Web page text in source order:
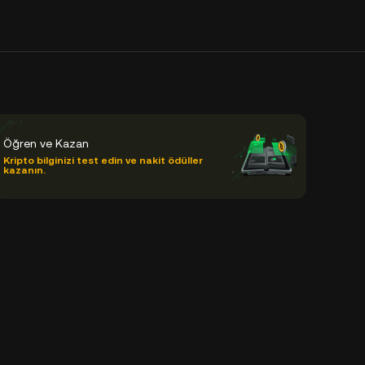
Öğren ve Kazan
Kripto bilginizi test edin ve nakit ödüller
kazanın.